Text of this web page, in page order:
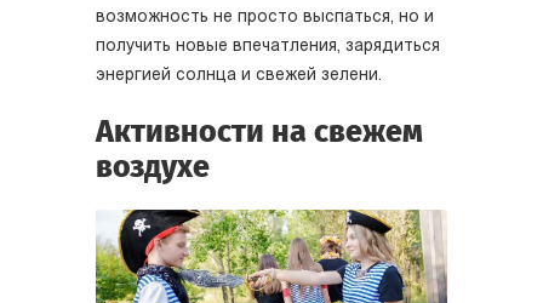
возможность не просто выспаться, но и
получить новые впечатления, зарядиться
энергией солнца и свежей зелени.
Активности на свежем
воздухе